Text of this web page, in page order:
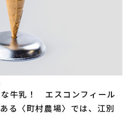
アルバイト募集
牛乳！ エスコンフィール
る〈町村農場〉では、江別